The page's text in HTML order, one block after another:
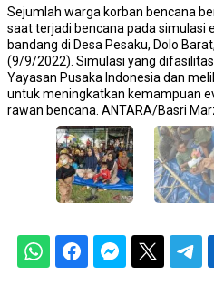
Sejumlah warga korban bencana
saat terjadi bencana pada simulasi
bandang di Desa Pesaku, Dolo
(9/9/2022). Simulasi yang
Yayasan Pusaka Indonesia dan
untuk meningkatkan kemampuan
rawan bencana. ANTARA/Basri